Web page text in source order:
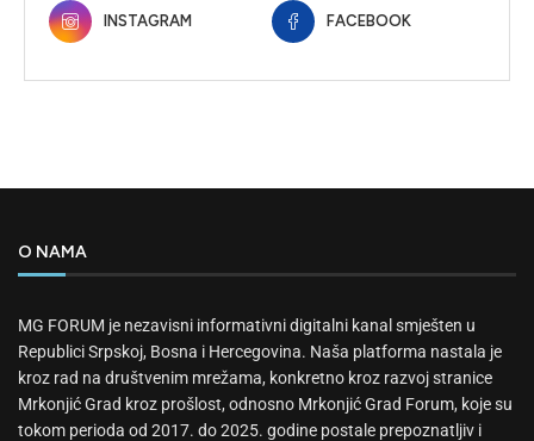
INSTAGRAM FACEBOOK
O NAMA
MG FORUM je nezavisni informativni digitalni kanal smješten u
Republici Srpskoj, Bosna i Hercegovina. Naša platforma nastala je
kroz rad na društvenim mrežama, konkretno kroz razvoj stranice
Mrkonjić Grad kroz prošlost, odnosno Mrkonjić Grad Forum, koje su
tokom perioda od 2017. do 2025. godine postale prepoznatljiv i